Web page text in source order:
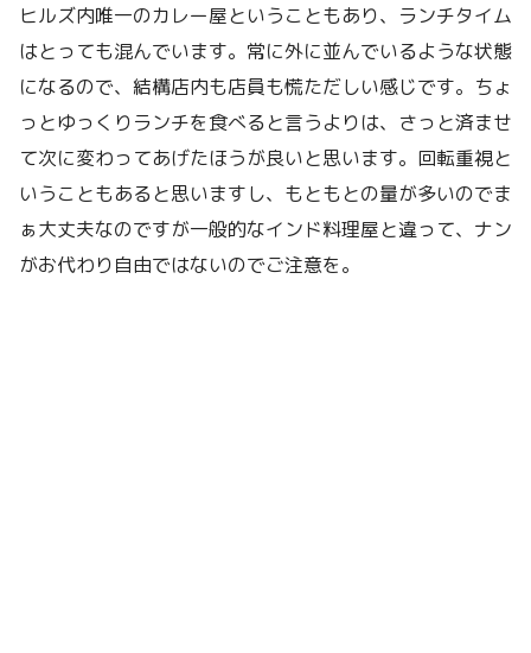
ヒルズ内唯一のカレー屋ということもあり、ランチタイム
はとっても混んでいます。常に外に並んでいるような状態
になるので、結構店内も店員も慌ただしい感じです。ちょ
っとゆっくりランチを食べると言うよりは、さっと済ませ
て次に変わってあげたほうが良いと思います。回転重視と
いうこともあると思いますし、もともとの量が多いのでま
ぁ大丈夫なのですが一般的なインド料理屋と違って、ナン
がお代わり自由ではないのでご注意を。